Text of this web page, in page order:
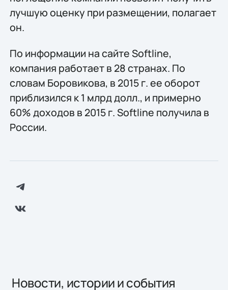
лучшую оценку при размещении, полагает
он.
По информации на сайте Softline,
компания работает в 28 странах. По
словам Боровикова, в 2015 г. ее оборот
приблизился к 1 млрд долл., и примерно
60% доходов в 2015 г. Softline получила в
России.
Новости, истории и события